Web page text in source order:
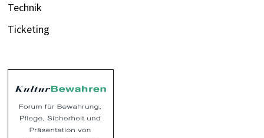
Technik
Ticketing